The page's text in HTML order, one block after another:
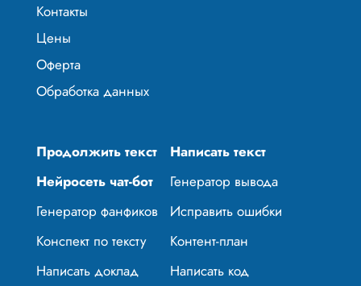
Контакты
Цены
Оферта
Обработка данных
Продолжить текст
Написать текст
Нейросеть чат-бот
Генератор вывода
Генератор фанфиков
Исправить ошибки
Конспект по тексту
Контент-план
Написать доклад
Написать код